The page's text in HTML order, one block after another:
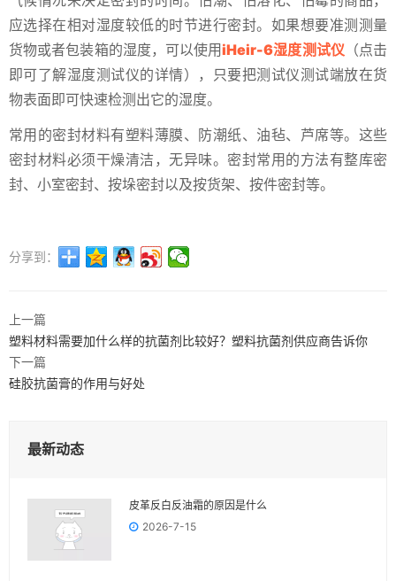
应选择在相对湿度较低的时节进行密封。如果想要准测测量
货物或者包装箱的湿度，可以使用iHeir-6湿度测试仪（点击
即可了解湿度测试仪的详情），只要把测试仪测试端放在货
物表面即可快速检测出它的湿度。
常用的密封材料有塑料薄膜、防潮纸、油毡、芦席等。这些
密封材料必须干燥清洁，无异味。密封常用的方法有整库密
封、小室密封、按垛密封以及按货架、按件密封等。
分享到：
上一篇
塑料材料需要加什么样的抗菌剂比较好？塑料抗菌剂供应商告诉你
下一篇
硅胶抗菌膏的作用与好处
最新动态
皮革反白反油霜的原因是什么
2026-7-15